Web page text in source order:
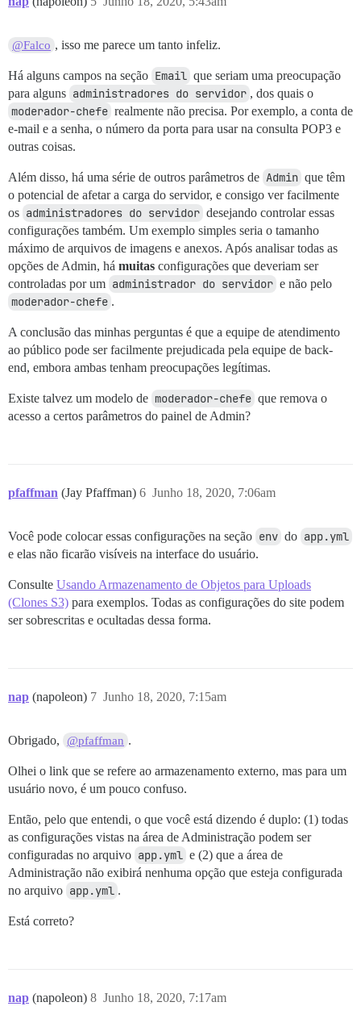
@Falco , isso me parece um tanto infeliz.
Há alguns campos na seção Email que seriam uma preocupação
para alguns administradores do servidor , dos quais o
moderador-chefe realmente não precisa. Por exemplo, a conta de
e-mail e a senha, o número da porta para usar na consulta POP3 e
outras coisas.
Além disso, há uma série de outros parâmetros de Admin que têm
o potencial de afetar a carga do servidor, e consigo ver facilmente
os administradores do servidor desejando controlar essas
configurações também. Um exemplo simples seria o tamanho
máximo de arquivos de imagens e anexos. Após analisar todas as
opções de Admin, há muitas configurações que deveriam ser
controladas por um administrador do servidor e não pelo
moderador-chefe .
A conclusão das minhas perguntas é que a equipe de atendimento
ao público pode ser facilmente prejudicada pela equipe de back-
end, embora ambas tenham preocupações legítimas.
Existe talvez um modelo de moderador-chefe que remova o
acesso a certos parâmetros do painel de Admin?
pfaffman (Jay Pfaffman) Junho 18, 2020, 7:06am
6
Você pode colocar essas configurações na seção env do app.yml
e elas não ficarão visíveis na interface do usuário.
Consulte Usando Armazenamento de Objetos para Uploads
(Clones S3) para exemplos. Todas as configurações do site podem
ser sobrescritas e ocultadas dessa forma.
nap (napoleon) Junho 18, 2020, 7:15am
7
Obrigado, @pfaffman .
Olhei o link que se refere ao armazenamento externo, mas para um
usuário novo, é um pouco confuso.
Então, pelo que entendi, o que você está dizendo é duplo: (1) todas
as configurações vistas na área de Administração podem ser
configuradas no arquivo app.yml e (2) que a área de
Administração não exibirá nenhuma opção que esteja configurada
no arquivo app.yml .
Está correto?
nap (napoleon) Junho 18, 2020, 7:17am
8